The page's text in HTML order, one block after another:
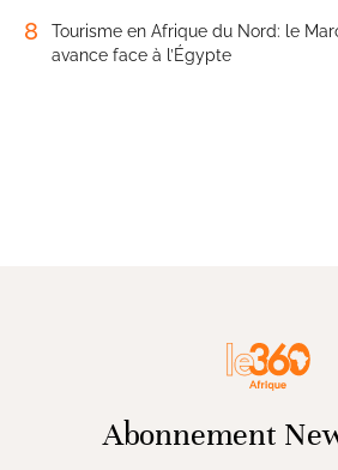
8
Tourisme en Afrique du Nord: le
avance face à l’Égypte
Abonnement